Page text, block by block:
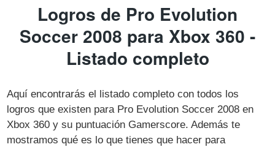
Logros de Pro Evolution
Soccer 2008 para Xbox 360 -
Listado completo
Aquí encontrarás el listado completo con todos los
logros que existen para Pro Evolution Soccer 2008 en
Xbox 360 y su puntuación Gamerscore. Además te
mostramos qué es lo que tienes que hacer para